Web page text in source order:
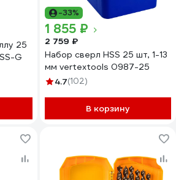
25
G
-33%
1 855 ₽
2 759 ₽
Набор сверл HSS 25 шт, 1-13
мм vertextools 0987-25
4.7(102)
В корзину